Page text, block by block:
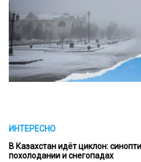
ИНТЕРЕСНО
В Казахстан идёт циклон:
похолодании и снегопадах